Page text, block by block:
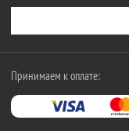
Принимаем к оплате: